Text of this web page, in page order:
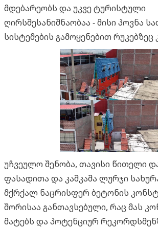
მდებარეობს და უკვე ტურისტული
ღირსშესანიშნაობაა - მისი პოვნა
სისტემების გამოყენებით რუკებზეც
უჩვეულო შენობა, თავისი წითელი
ფასადითა და კაშკაშა ლურჯი
მქრქალ ნაცრისფერ ბეტონის
შორისაა განთავსებული, რაც მას
მატებს და პოტენციურ